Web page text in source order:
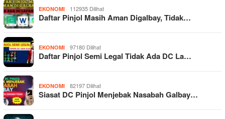
EKONOMI 112935 Dilihat
Daftar Pinjol Masih Aman Digalbay, Tidak…
EKONOMI 97180 Dilihat
Daftar Pinjol Semi Legal Tidak Ada DC La…
EKONOMI 82197 Dilihat
Siasat DC Pinjol Menjebak Nasabah Galbay…